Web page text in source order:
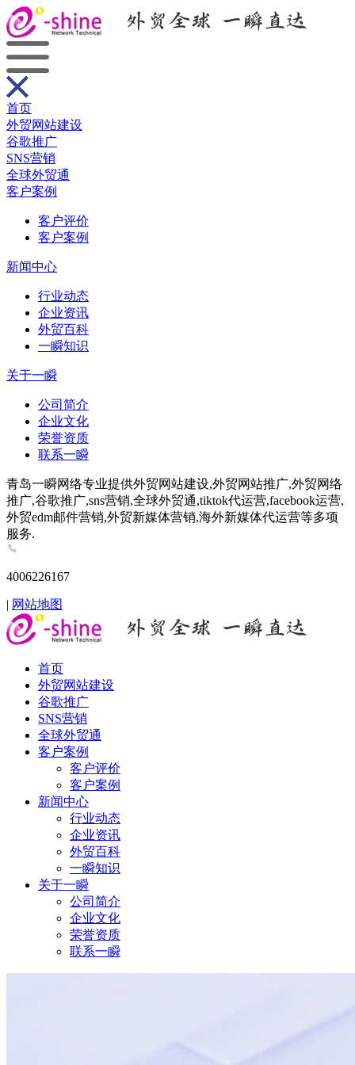
首页
外贸网站建设
谷歌推广
SNS营销
全球外贸通
客户案例
客户评价
客户案例
新闻中心
行业动态
企业资讯
外贸百科
一瞬知识
关于一瞬
公司简介
企业文化
荣誉资质
联系一瞬
青岛一瞬网络专业提供外贸网站建设,外贸网站推广,外贸网络
推广,谷歌推广,sns营销,全球外贸通,tiktok代运营,facebook运营,
外贸edm邮件营销,外贸新媒体营销,海外新媒体代运营等多项
服务.
4006226167
| 网站地图
首页
外贸网站建设
谷歌推广
SNS营销
全球外贸通
客户案例
客户评价
客户案例
新闻中心
行业动态
企业资讯
外贸百科
一瞬知识
关于一瞬
公司简介
企业文化
荣誉资质
联系一瞬